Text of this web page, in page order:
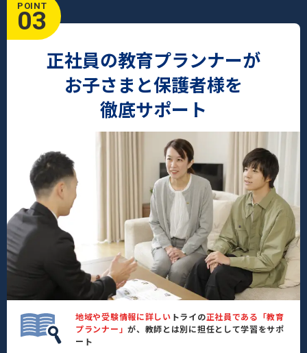
POINT
03
正社員の教育プランナーが
お子さまと保護者様を
徹底サポート
地域や受験情報に詳しい トライの正社員である「教育
プランナー」が、教師とは別に担任として学習をサポ
ート